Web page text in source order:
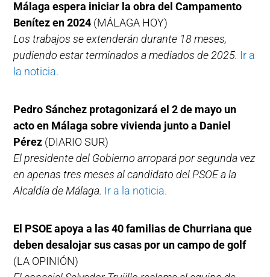
Málaga espera iniciar la obra del Campamento
Benítez en 2024 (MÁLAGA HOY)
Los trabajos se extenderán durante 18 meses,
pudiendo estar terminados a mediados de 2025. Ir a
la noticia.
Pedro Sánchez protagonizará el 2 de mayo un
acto en Málaga sobre vivienda junto a Daniel
Pérez (DIARIO SUR)
El presidente del Gobierno arropará por segunda vez
en apenas tres meses al candidato del PSOE a la
Alcaldía de Málaga. Ir a la noticia.
El PSOE apoya a las 40 familias de Churriana que
deben desalojar sus casas por un campo de golf
(LA OPINIÓN)